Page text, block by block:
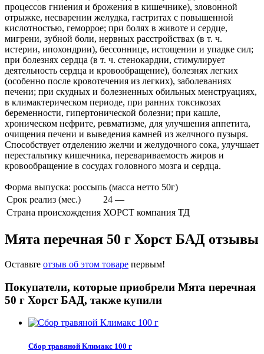
процессов гниения и брожения в кишечнике), зловонной
отрыжке, несварении желудка, гастритах с повышенной
кислотностью, геморрое; при болях в животе и сердце,
мигрени, зубной боли, нервных расстройствах (в т. ч.
истерии, ипохондрии), бессоннице, истощении и упадке сил;
при болезнях сердца (в т. ч. стенокардии, стимулирует
деятельность сердца и кровообращение), болезнях легких
(особенно после кровотечения из легких), заболеваниях
печени; при скудных и болезненных обильных менструациях,
в климактерическом периоде, при ранних токсикозах
беременности, гипертонической болезни; при кашле,
хроническом нефрите, ревматизме, для улучшения аппетита,
очищения печени и выведения камней из желчного пузыря.
Способствует отделению желчи и желудочного сока, улучшает
перестальтику кишечника, перевариваемость жиров и
кровообращение в сосудах головного мозга и сердца.
Форма выпуска: россыпь (масса нетто 50г)
Срок реализ (мес.)
24 —
Страна происхождения ХОРСТ компания ТД
Мята перечная 50 г Хорст БАД отзывы
Оставьте отзыв об этом товаре первым!
Покупатели, которые приобрели Мята перечная
50 г Хорст БАД, также купили
Сбор травяной Климакс 100 г